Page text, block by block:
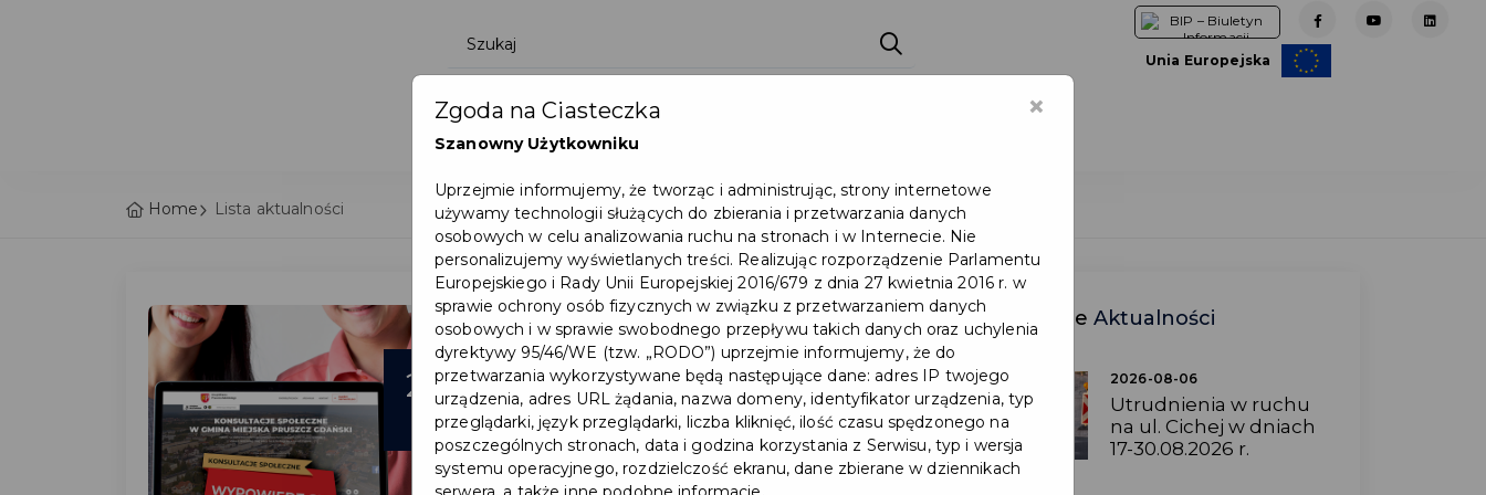
Unia Europejska
Home Lista aktualności
22
Konsultacje społeczne dot.
zagospodarowania terenów
zielonych przy ul. Fantazego
w Pruszczu Gdańskim
Ostatnie Aktualności
2026-08-06
Utrudnienia w ruchu
na ul. Cichej w dniach
17-30.08.2026 r.
×
Zgoda na Ciasteczka
Szanowny Użytkowniku
Uprzejmie informujemy, że tworząc i administrując, strony internetowe
używamy technologii służących do zbierania i przetwarzania danych
osobowych w celu analizowania ruchu na stronach i w Internecie. Nie
personalizujemy wyświetlanych treści. Realizując rozporządzenie Parlamentu
Europejskiego i Rady Unii Europejskiej 2016/679 z dnia 27 kwietnia 2016 r. w
sprawie ochrony osób fizycznych w związku z przetwarzaniem danych
osobowych i w sprawie swobodnego przepływu takich danych oraz uchylenia
dyrektywy 95/46/WE (tzw. „RODO”) uprzejmie informujemy, że do
przetwarzania wykorzystywane będą następujące dane: adres IP twojego
urządzenia, adres URL żądania, nazwa domeny, identyfikator urządzenia, typ
przeglądarki, język przeglądarki, liczba kliknięć, ilość czasu spędzonego na
poszczególnych stronach, data i godzina korzystania z Serwisu, typ i wersja
systemu operacyjnego, rozdzielczość ekranu, dane zbierane w dziennikach